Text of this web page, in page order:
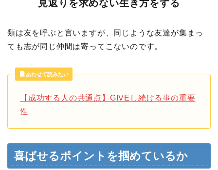
見返りを求めない生き方をする
類は友を呼ぶと言いますが、同じような友達が集まっ
ても志が同じ仲間は寄ってこないのです。
あわせて読みたい
【成功する人の共通点】GIVEし続ける事の重要
性
喜ばせるポイントを掴めているか